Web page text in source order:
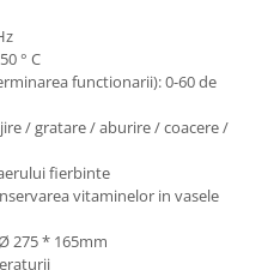
° C
functionarii): 0-60 de
/ gratare / aburire / coacere /
fierbinte
vitaminelor in vasele
275 * 165mm